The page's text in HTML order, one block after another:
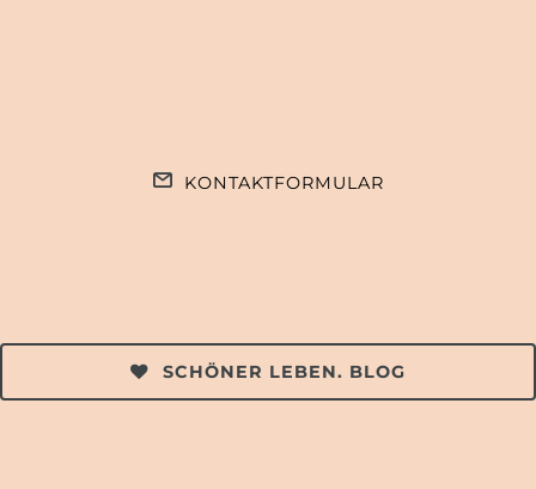
KONTAKTFORMULAR
SCHÖNER LEBEN. BLOG